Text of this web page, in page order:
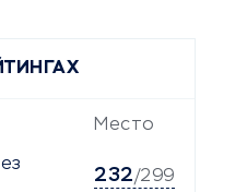
Место
232/299